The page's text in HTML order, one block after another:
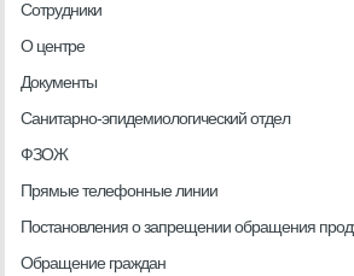
Сотрудники
О центре
Документы
Санитарно-эпидемиологический отдел
ФЗОЖ
Прямые телефонные линии
Постановления о запрещении обращения
Обращение граждан